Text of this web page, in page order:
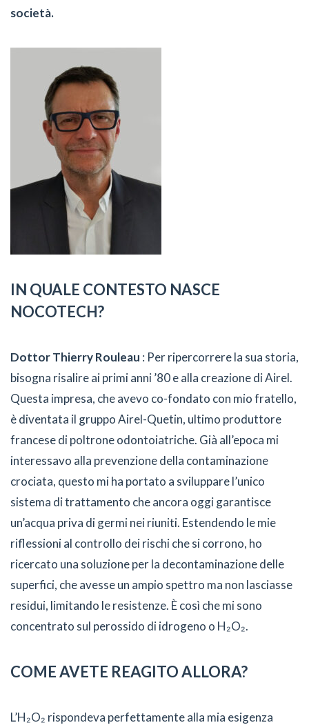
società.
IN QUALE CONTESTO NASCE
NOCOTECH?
Dottor Thierry Rouleau : Per ripercorrere la sua storia,
bisogna risalire ai primi anni ’80 e alla creazione di Airel.
Questa impresa, che avevo co-fondato con mio fratello,
è diventata il gruppo Airel-Quetin, ultimo produttore
francese di poltrone odontoiatriche. Già all’epoca mi
interessavo alla prevenzione della contaminazione
crociata, questo mi ha portato a sviluppare l’unico
sistema di trattamento che ancora oggi garantisce
un’acqua priva di germi nei riuniti. Estendendo le mie
riflessioni al controllo dei rischi che si corrono, ho
ricercato una soluzione per la decontaminazione delle
superfici, che avesse un ampio spettro ma non lasciasse
residui, limitando le resistenze. È così che mi sono
concentrato sul perossido di idrogeno o H₂O₂.
COME AVETE REAGITO ALLORA?
L’H₂O₂ rispondeva perfettamente alla mia esigenza